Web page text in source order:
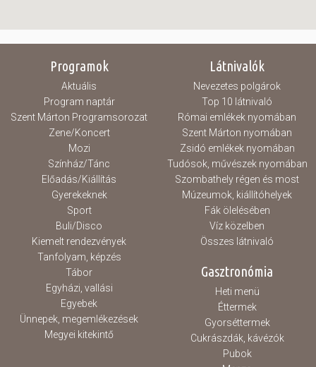
Programok
Aktuális
Program naptár
Szent Márton Programsorozat
Zene/Koncert
Mozi
Színház/Tánc
Előadás/Kiállítás
Gyerekeknek
Sport
Buli/Disco
Kiemelt rendezvények
Tanfolyam, képzés
Tábor
Egyházi, vallási
Egyebek
Ünnepek, megemlékezések
Megyei kitekintő
Látnivalók
Nevezetes polgárok
Top 10 látnivaló
Római emlékek nyomában
Szent Márton nyomában
Zsidó emlékek nyomában
Tudósok, művészek nyomában
Szombathely régen és most
Múzeumok, kiállítóhelyek
Fák ölelésében
Víz közelben
Összes látnivaló
Gasztronómia
Heti menü
Éttermek
Gyorséttermek
Cukrászdák, kávézók
Pubok